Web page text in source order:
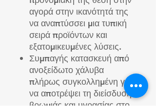
αγορά στην ικανότητά της
να αναπτύσσει μια τυπική
σειρά προϊόντων και
εξατομικευμένες λύσεις.
Συμπαγής κατασκευή από
ανοξείδωτο χάλυβα
πλήρως συγκολλημένη για
να αποτρέψει τη διείσδυση
βρωμιάς και υγρασίας στο